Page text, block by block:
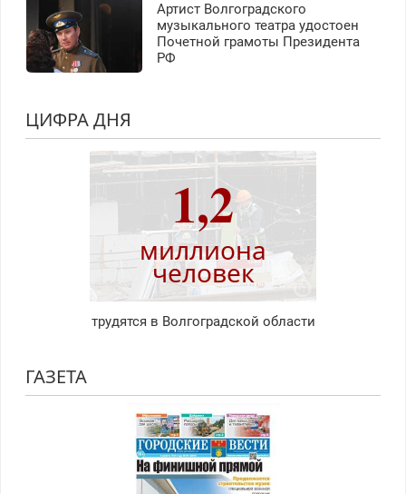
Артист Волгоградского
музыкального театра удостоен
Почетной грамоты Президента
РФ
ЦИФРА ДНЯ
1,2
миллиона
человек
трудятся в Волгоградской области
ГАЗЕТА